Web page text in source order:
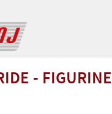
- FIGURINE